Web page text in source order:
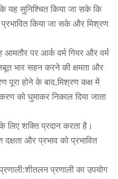
यह सुनिश्चित किया जा सके कि
प्रभावित किया जा सके और मिश्रण
आमतौर पर आर्क वर्म गियर और वर्म
भार सहन करने की क्षमता और
पूरा होने के बाद,मिश्रण कक्ष में
को घुमाकर निकाल दिया जाता
लिए शक्ति प्रदान करता है।
और प्रभाव को प्रभावित
प्रणाली का उपयोग